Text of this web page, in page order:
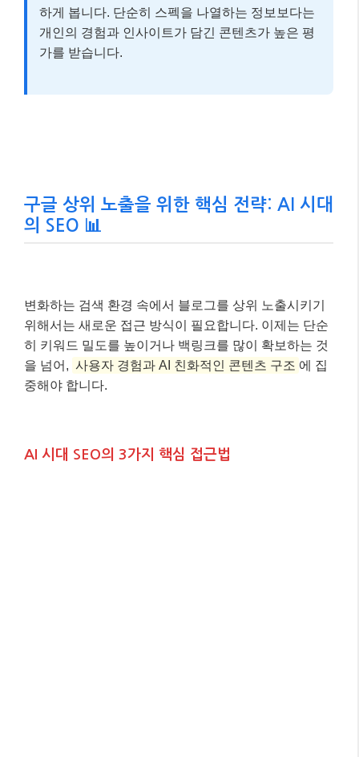
하게 봅니다. 단순히 스펙을 나열하는 정보보다는
개인의 경험과 인사이트가 담긴 콘텐츠가 높은 평
가를 받습니다.
구글 상위 노출을 위한 핵심 전략: AI 시대
의 SEO 📊
변화하는 검색 환경 속에서 블로그를 상위 노출시키기
위해서는 새로운 접근 방식이 필요합니다. 이제는 단순
히 키워드 밀도를 높이거나 백링크를 많이 확보하는 것
을 넘어, 사용자 경험과 AI 친화적인 콘텐츠 구조 에 집
중해야 합니다.
AI 시대 SEO의 3가지 핵심 접근법